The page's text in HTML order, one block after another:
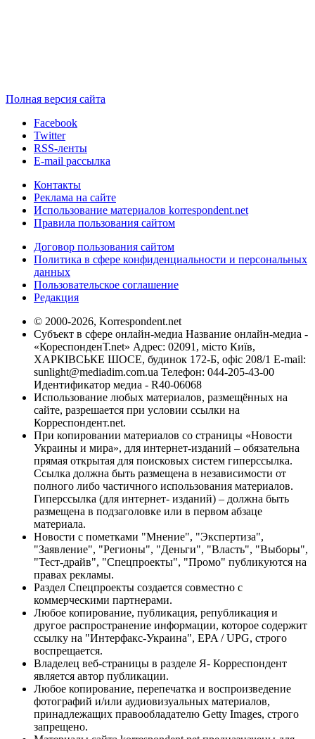
Полная версия сайта
Facebook
Twitter
RSS-ленты
E-mail рассылка
Контакты
Реклама на сайте
Использование материалов korrespondent.net
Правила пользования сайтом
Договор пользования сайтом
Политика в сфере конфиденциальности и персональных
данных
Пользовательское соглашение
Редакция
© 2000-2026, Korrespondent.net
Субъект в сфере онлайн-медиа Название онлайн-медиа -
«КореспонденТ.net» Адрес: 02091, місто Київ,
ХАРКІВСЬКЕ ШОСЕ, будинок 172-Б, офіс 208/1 E-mail:
sunlight@mediadim.com.ua Телефон: 044-205-43-00
Идентификатор медиа - R40-06068
Использование любых материалов, размещённых на
сайте, разрешается при условии ссылки на
Корреспондент.net.
При копировании материалов со страницы «Новости
Украины и мира», для интернет-изданий – обязательна
прямая открытая для поисковых систем гиперссылка.
Ссылка должна быть размещена в независимости от
полного либо частичного использования материалов.
Гиперссылка (для интернет- изданий) – должна быть
размещена в подзаголовке или в первом абзаце
материала.
Новости с пометками "Мнение", "Экспертиза",
"Заявление", "Регионы", "Деньги", "Власть", "Выборы",
"Тест-драйв", "Спецпроекты", "Промо" публикуются на
правах рекламы.
Раздел Спецпроекты создается совместно с
коммерческими партнерами.
Любое копирование, публикация, републикация и
другое распространение информации, которое содержит
ссылку на "Интерфакс-Украина", EPA / UPG, строго
воспрещается.
Владелец веб-страницы в разделе Я- Корреспондент
является автор публикации.
Любое копирование, перепечатка и воспроизведение
фотографий и/или аудиовизуальных материалов,
принадлежащих правообладателю Getty Images, строго
запрещено.